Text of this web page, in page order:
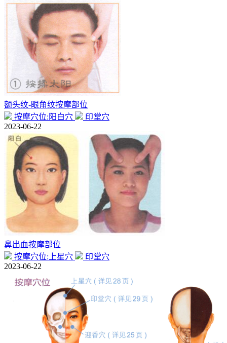
额头纹-眼角纹按摩部位
按摩穴位:阳白穴
印堂穴
2023-06-22
鼻出血按摩部位
按摩穴位:上星穴
印堂穴
2023-06-22